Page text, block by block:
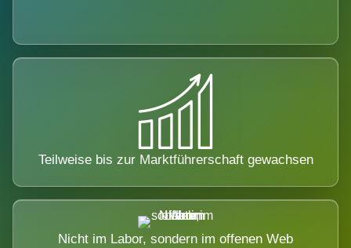
Teilweise bis zur Marktführerschaft gewachsen
Nicht im Labor, sondern im offenen Web